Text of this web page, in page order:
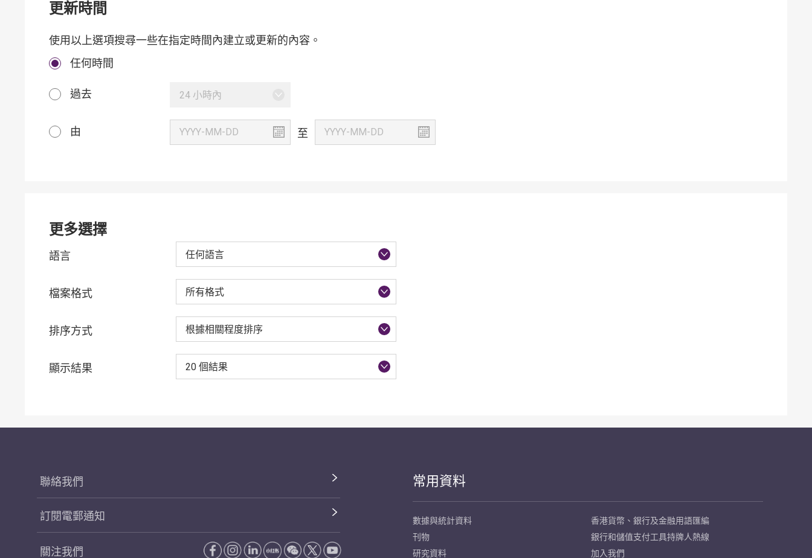
更新時間
使用以上選項搜尋一些在指定時間內建立或更新的內容。
任何時間
過去 24 小時內
由 至
更多選擇
語言 任何語言
檔案格式 所有格式
排序方式 根據相關程度排序
顯示結果 20 個結果
聯絡我們
訂閱電郵通知
關注我們
常用資料
數據與統計資料
刊物
研究資料
香港貨幣、銀行及金融用語匯編
銀行和儲值支付工具持牌人熱線
加入我們